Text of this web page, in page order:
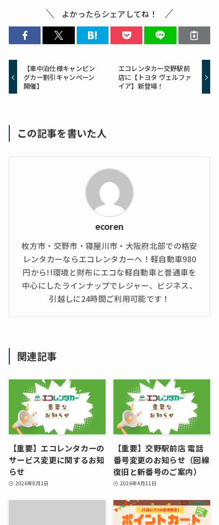
よかったらシェアしてね！
【車中泊仕様キャンピン
グカー割引キャンペーン
開催】
エコレンタカー交野駅前
店に【トヨタ ヴェルファ
イア】新登場！
この記事を書いた人
ecoren
枚方市・交野市・寝屋川市・大阪府北部での格安
レンタカーならエコレンタカーへ！軽自動車980
円から!!環境と財布にエコな軽自動車と普通車を
中心にしたラインナップでレジャー、ビジネス、
引越しに24時間ご利用可能です！
関連記事
【重要】エコレンタカーの
サービス変更に関するお知
らせ
2026年8月1日
【重要】交野駅前店 電話
番号変更のお知らせ（回線
復旧と新番号のご案内）
2026年4月11日